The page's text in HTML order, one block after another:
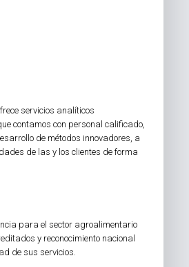
servicios analíticos
contamos con personal calificado,
de métodos innovadores, a
de las y los clientes de forma
para el sector agroalimentario
y reconocimiento nacional
de sus servicios.